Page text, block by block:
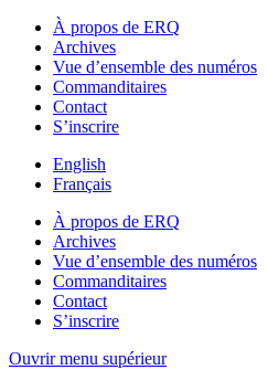
À propos de ERQ
Archives
Vue d’ensemble des numéros
Commanditaires
Contact
S’inscrire
English
Français
À propos de ERQ
Archives
Vue d’ensemble des numéros
Commanditaires
Contact
S’inscrire
Ouvrir menu supérieur